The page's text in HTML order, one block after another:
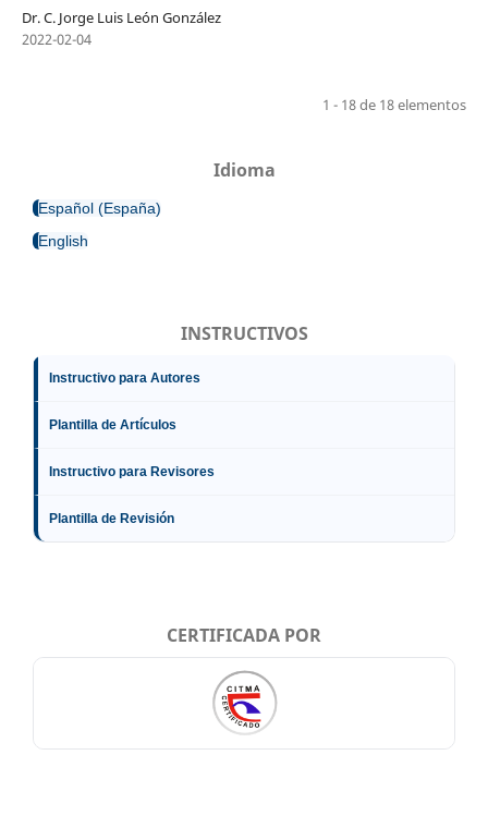
Dr. C. Jorge Luis León González
2022-02-04
1 - 18 de 18 elementos
Idioma
Español (España)
English
INSTRUCTIVOS
Instructivo para Autores
Plantilla de Artículos
Instructivo para Revisores
Plantilla de Revisión
CERTIFICADA POR